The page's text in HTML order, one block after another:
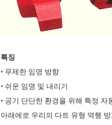
특징
• 무제한 임명 방향
• 쉬운 임명 및 내리기
• 공기 단단한 환경을 위해 특정
아래에로 우리의 다트 유형 역행